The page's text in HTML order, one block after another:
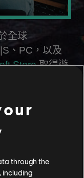
全球
、PC，以及
Store取得遊
！
through the
including